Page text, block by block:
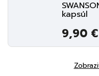
kapsúl
9,90 €